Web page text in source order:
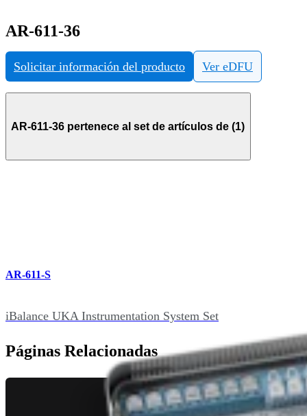
AR-611-36
Solicitar información del producto Ver eDFU
AR-611-36 pertenece al set de artículos de (1)
AR-611-S
iBalance UKA Instrumentation System Set
Páginas Relacionadas